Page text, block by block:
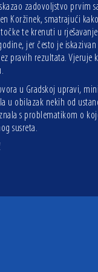
zadovoljstvo prvim
Koržinek, smatrajući
te krenuti u
jer često je
pravih rezultata. Vjeruje
u Gradskoj upravi,
u obilazak nekih od
s problematikom o
susreta.